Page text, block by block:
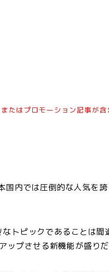
たはプロモーション記事が含
国内では圧倒的な人気を
トピックであることは間
プさせる新機能が盛りだ